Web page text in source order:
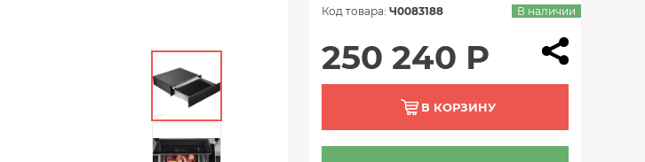
Код товара: Ч0083188 В наличии
250 240 Р
В КОРЗИНУ